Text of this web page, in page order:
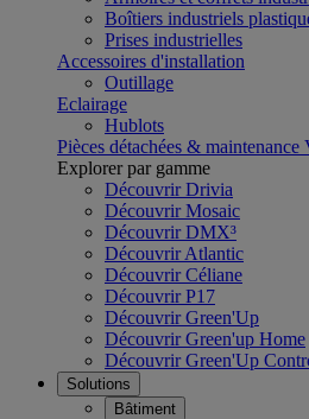
Boîtiers industriels
Prises industrielles
Accessoires d'installation
Outillage
Eclairage
Hublots
Pièces détachées & maintenance
Explorer par gamme
Découvrir Drivia
Découvrir Mosaic
Découvrir DMX³
Découvrir Atlantic
Découvrir Céliane
Découvrir P17
Découvrir Green'Up
Découvrir Green'up Home
Découvrir Green'Up
Solutions
Bâtiment